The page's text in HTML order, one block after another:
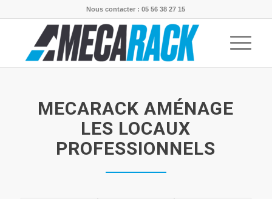
Nous contacter : 05 56 38 27 15
MECARACK AMÉNAGE
LES LOCAUX
PROFESSIONNELS